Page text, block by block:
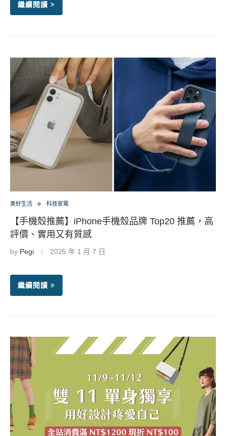
繼續閱讀
美好生活 科技家電
【手機殼推薦】iPhone手機殼品牌 Top20 推薦，高
評價、實用又有質感
by Pegi 2025 年 1 月 7 日
繼續閱讀